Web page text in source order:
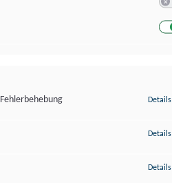
Details
Details
Details